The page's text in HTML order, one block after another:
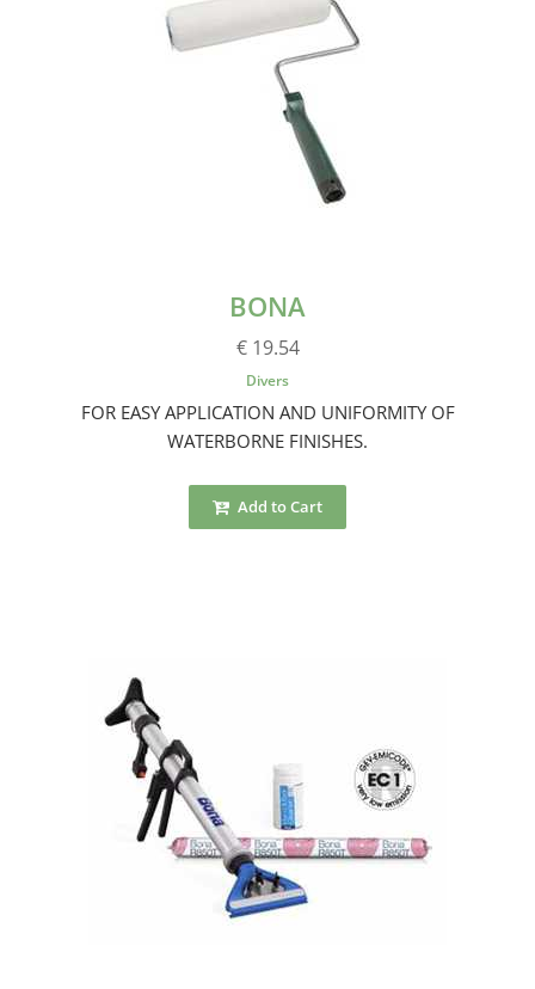
BONA
€ 19.54
Divers
FOR EASY APPLICATION AND UNIFORMITY OF
WATERBORNE FINISHES.
Add to Cart